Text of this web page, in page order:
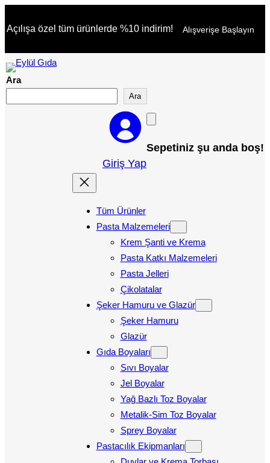
geç
Açılışa özel tüm ürünlerde %10 indirim! Alışverişe Başlayın
Ara
Ara
Giriş Yap
Sepetiniz şu anda boş!
Tüm Ürünler
Pasta Malzemeleri
Krem Şanti ve Krema
Pasta Katkı Malzemeleri
Pasta Jelleri
Çikolatalar
Şeker Hamuru ve Glazür
Şeker Hamuru
Glazür
Gıda Boyaları
Sıvı Boyalar
Jel Boyalar
Yağ Bazlı Toz Boyalar
Metalik-Sim Toz Boyalar
Sprey Boyalar
Pastacılık Ekipmanları